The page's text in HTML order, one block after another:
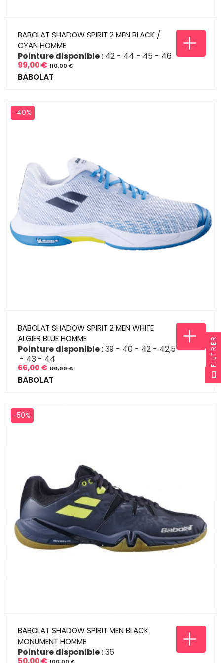
BABOLAT SHADOW SPIRIT 2 MEN BLACK /
CYAN HOMME
Prix
99,00 €
Prix
de
110,00 €
Pointure disponible : 42 44 45
46
BABOLAT
BABOLAT SHADOW SPIRIT 2 MEN WHITE
ALGIER BLUE HOMME
Prix
66,00 €
Prix
de
110,00 €
Pointure disponible :39 40 42
42,5
43
44
BABOLAT
-40%
BABOLAT SHADOW SPIRIT MEN BLACK
MONUMENT HOMME
50,00 €
Pointure disponible :36
-50%
FILTRER